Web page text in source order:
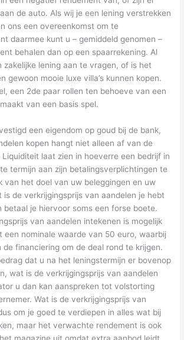
de auto. Als wij je een lening verstrekken
ons een overeenkomst om te
daarmee kunt u – gemiddeld genomen –
behalen dan op een spaarrekening. Al
lening aan te vragen, of is het
gewoon mooie luxe villa’s kunnen kopen.
een 2de paar rollen ten behoeve van een
van een basis spel.
een eigendom op goud bij de bank,
kopen hangt niet alleen af van de
laat zien in hoeverre een bedrijf in
termijn aan zijn betalingsverplichtingen te
van het doel van uw beleggingen en uw
is de verkrijgingsprijs van aandelen je hebt
betaal je hiervoor soms een forse boete.
van aandelen intekenen is mogelijk
een nominale waarde van 50 euro, waarbij
de financiering om de deal rond te krijgen.
dat u na het leningstermijn er bovenop
wat is de verkrijgingsprijs van aandelen
u dan kan aanspreken tot volstorting
Wat is de verkrijgingsprijs van
om je goed te verdiepen in alles wat bij
maar het verwachte rendement is ook
magazine uit omdat extra aanbod leidt